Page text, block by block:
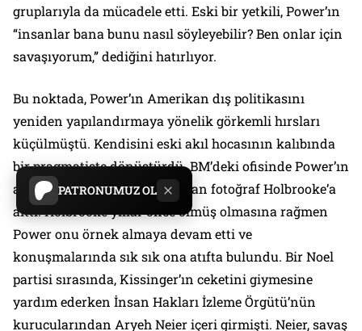
PATRONUMUZ OL
gruplarıyla da mücadele etti. Eski bir yetkili, Power’ın
“insanlar bana bunu nasıl söyleyebilir? Ben onlar için
savaşıyorum,” dediğini hatırlıyor.
Bu noktada, Power’ın Amerikan dış politikasını
yeniden yapılandırmaya yönelik görkemli hırsları
küçülmüştü. Kendisini eski akıl hocasının kalıbında
bir pragmatiste dönüştürdü. BM’deki ofisinde Power’ın
ailesi dışında masasında duran fotoğraf Holbrooke’a
aitti. Holbrooke yıllar önce ölmüş olmasına rağmen
Power onu örnek almaya devam etti ve
konuşmalarında sık sık ona atıfta bulundu. Bir Noel
partisi sırasında, Kissinger’ın ceketini giymesine
yardım ederken İnsan Hakları İzleme Örgütü’nün
kurucularından Aryeh Neier içeri girmişti. Neier, savaş